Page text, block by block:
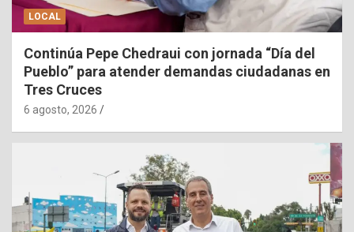
LOCAL
Continúa Pepe Chedraui con jornada “Día del
Pueblo” para atender demandas ciudadanas en
Tres Cruces
6 agosto, 2026